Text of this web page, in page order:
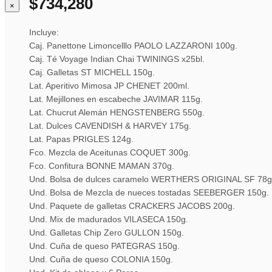
$734,280
Incluye:
Caj. Panettone Limoncelllo PAOLO LAZZARONI 100g.
Caj. Té Voyage Indian Chai TWININGS x25bl.
Caj. Galletas ST MICHELL 150g.
Lat. Aperitivo Mimosa JP CHENET 200ml.
Lat. Mejillones en escabeche JAVIMAR 115g.
Lat. Chucrut Alemán HENGSTENBERG 550g.
Lat. Dulces CAVENDISH & HARVEY 175g.
Lat. Papas PRIGLES 124g.
Fco. Mezcla de Aceitunas COQUET 300g.
Fco. Confitura BONNE MAMAN 370g.
Und. Bolsa de dulces caramelo WERTHERS ORIGINAL SF
Und. Bolsa de Mezcla de nueces tostadas SEEBERGER 150g.
Und. Paquete de galletas CRACKERS JACOBS 200g.
Und. Mix de madurados VILASECA 150g.
Und. Galletas Chip Zero GULLON 150g.
Und. Cuña de queso PATEGRAS 150g.
Und. Cuña de queso COLONIA 150g.
×